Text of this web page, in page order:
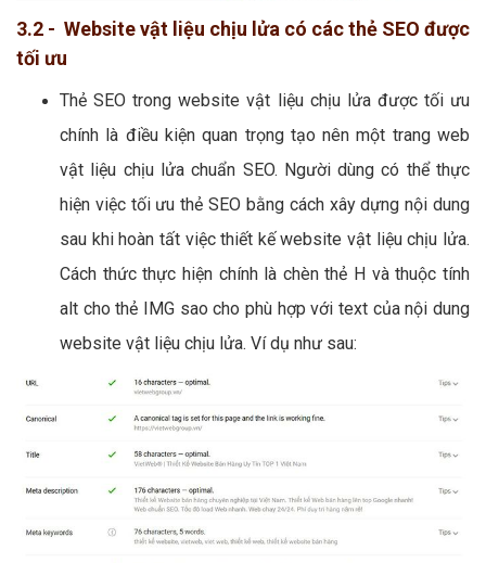
3.2 - Website vật liệu chịu lửa có các thẻ SEO được
tối ưu
Thẻ SEO trong website vật liệu chịu lửa được tối ưu
chính là điều kiện quan trọng tạo nên một trang web
vật liệu chịu lửa chuẩn SEO. Người dùng có thể thực
hiện việc tối ưu thẻ SEO bằng cách xây dựng nội dung
sau khi hoàn tất việc thiết kế website vật liệu chịu lửa.
Cách thức thực hiện chính là chèn thẻ H và thuộc tính
alt cho thẻ IMG sao cho phù hợp với text của nội dung
website vật liệu chịu lửa. Ví dụ như sau: